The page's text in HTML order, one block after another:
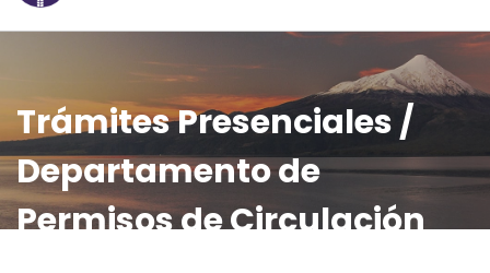
Trámites Presenciales /
Departamento de
Permisos de Circulación